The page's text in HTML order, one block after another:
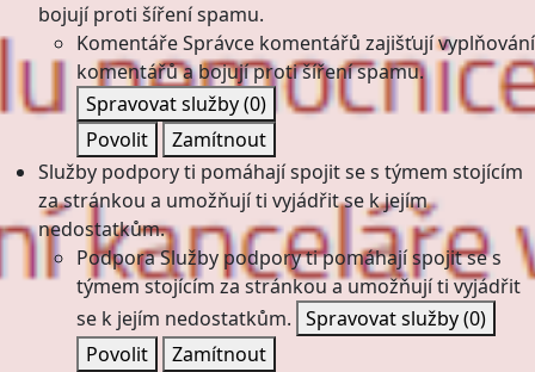
bojují proti šíření spamu.
KomentářeSprávce komentářů zajišťují vyplňování
komentářů a bojují proti šíření spamu.
Spravovat služby(0)
Povolit
Zamítnout
Služby podpory ti pomáhají spojit se s týmem stojícím
za stránkou a umožňují ti vyjádřit se k jejím
nedostatkům.
PodporaSlužby podpory ti pomáhají spojit se s
týmem stojícím za stránkou a umožňují ti vyjádřit
se k jejím nedostatkům. Spravovat služby(0)
Povolit
Zamítnout